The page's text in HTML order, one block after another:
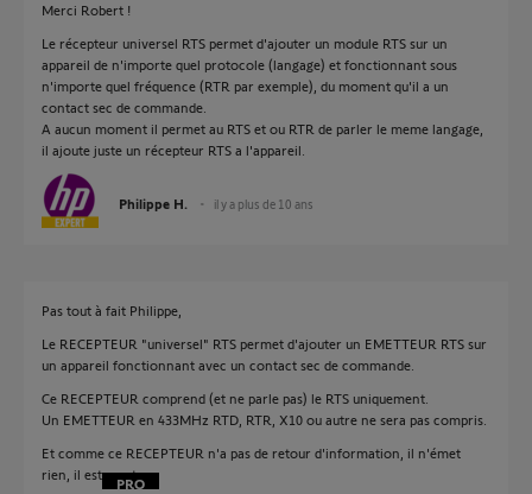
Merci Robert !
Le récepteur universel RTS permet d'ajouter un module RTS sur un
appareil de n'importe quel protocole (langage) et fonctionnant sous
n'importe quel fréquence (RTR par exemple), du moment qu'il a un
contact sec de commande.
A aucun moment il permet au RTS et ou RTR de parler le meme langage,
il ajoute juste un récepteur RTS a l'appareil.
Philippe H. il y a plus de 10 ans
Pas tout à fait Philippe,
Le RECEPTEUR "universel" RTS permet d'ajouter un EMETTEUR RTS sur
un appareil fonctionnant avec un contact sec de commande.
Ce RECEPTEUR comprend (et ne parle pas) le RTS uniquement.
Un EMETTEUR en 433MHz RTD, RTR, X10 ou autre ne sera pas compris.
Et comme ce RECEPTEUR n'a pas de retour d'information, il n'émet
rien, il est muet.